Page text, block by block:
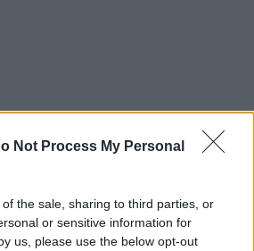
Not Process My Personal
the sale, sharing to third parties, or
or sensitive information for
us, please use the below opt-out